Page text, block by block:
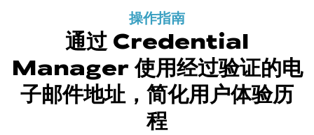
操作指南
通过 Credential
Manager 使用经过验证的电
子邮件地址，简化用户体验历
程